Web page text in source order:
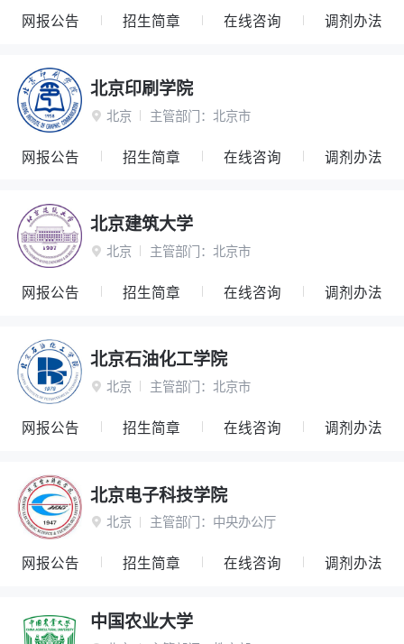
网报公告 招生简章 在线咨询 调剂办法
北京印刷学院
 北京 主管部门： 北京市
网报公告 招生简章 在线咨询 调剂办法
北京建筑大学
 北京 主管部门： 北京市
网报公告 招生简章 在线咨询 调剂办法
北京石油化工学院
 北京 主管部门： 北京市
网报公告 招生简章 在线咨询 调剂办法
北京电子科技学院
 北京 主管部门： 中央办公厅
网报公告 招生简章 在线咨询 调剂办法
中国农业大学